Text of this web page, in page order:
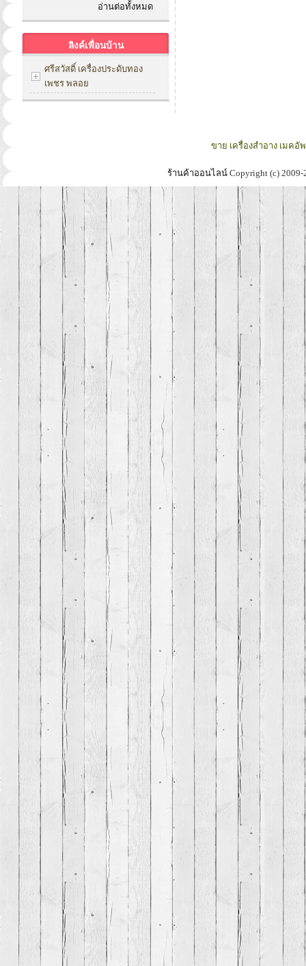
อ่านต่อทั้งหมด
ลิงค์เพื่อนบ้าน
ศรีสวัสดิ์ เครื่องประดับทอง
เพชร พลอย
ขาย เครื่องสำอาง เมค
ร้านค้าออนไลน์Copyright (c)